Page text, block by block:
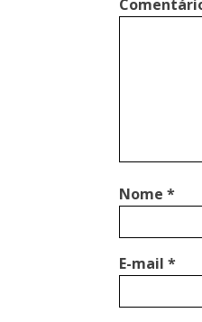
Nome *
E-mail *